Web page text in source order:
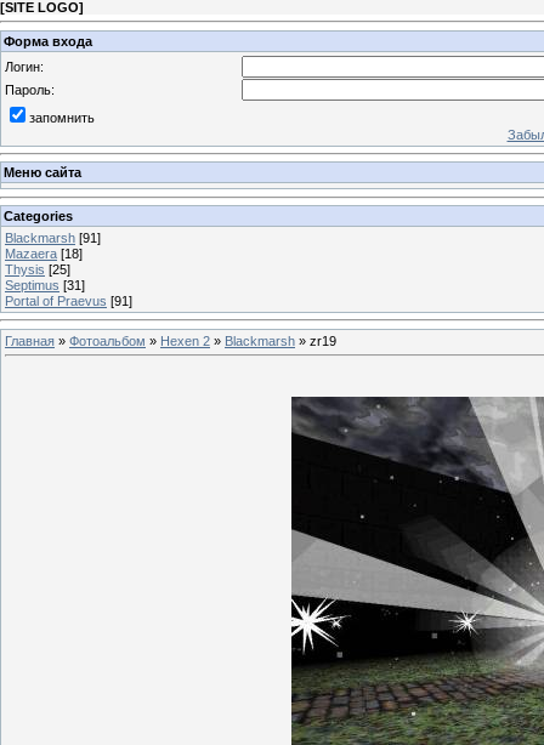
[SITE LOGO]
Форма входа
Логин:
Пароль:
запомнить
Меню сайта
Categories
Blackmarsh [91]
Mazaera [18]
Thysis [25]
Septimus [31]
Portal of Praevus [91]
Главная » Фотоальбом » Hexen 2 » Blackmarsh » zr19